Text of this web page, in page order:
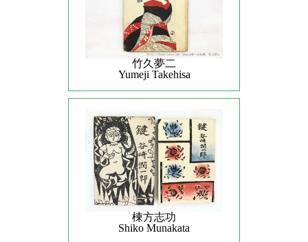
竹久夢二
Yumeji Takehisa
棟方志功
Shiko Munakata